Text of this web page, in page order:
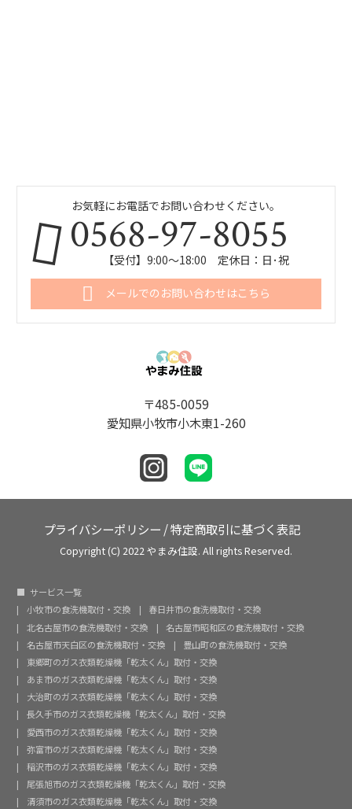
お気軽にお電話でお問い合わせください。
0568-97-8055
【受付】9:00～18:00 定休日：日･祝
メールでのお問い合わせはこちら
〒485-0059
愛知県小牧市小木東1-260
プライバシーポリシー /特定商取引に基づく表記
Copyright (C) 2022 やまみ住設. All rights Reserved.
サービス一覧
小牧市の食洗機取付・交換
春日井市の食洗機取付・交換
北名古屋市の食洗機取付・交換
名古屋市昭和区の食洗機取付・交換
名古屋市天白区の食洗機取付・交換
豊山町の食洗機取付・交換
東郷町のガス衣類乾燥機「乾太くん」取付・交換
あま市のガス衣類乾燥機「乾太くん」取付・交換
大治町のガス衣類乾燥機「乾太くん」取付・交換
長久手市のガス衣類乾燥機「乾太くん」取付・交換
愛西市のガス衣類乾燥機「乾太くん」取付・交換
弥富市のガス衣類乾燥機「乾太くん」取付・交換
稲沢市のガス衣類乾燥機「乾太くん」取付・交換
尾張旭市のガス衣類乾燥機「乾太くん」取付・交換
清須市のガス衣類乾燥機「乾太くん」取付・交換